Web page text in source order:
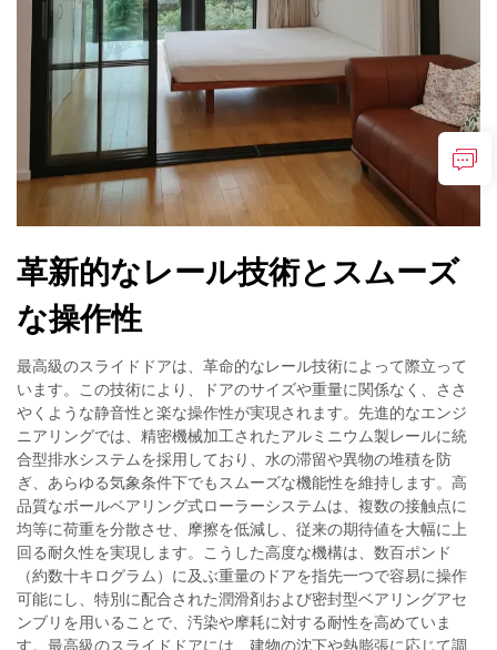
革新的なレール技術とスムーズ
な操作性
最高級のスライドドアは、革命的なレール技術によって際立って
います。この技術により、ドアのサイズや重量に関係なく、ささ
やくような静音性と楽な操作性が実現されます。先進的なエンジ
ニアリングでは、精密機械加工されたアルミニウム製レールに統
合型排水システムを採用しており、水の滞留や異物の堆積を防
ぎ、あらゆる気象条件下でもスムーズな機能性を維持します。高
品質なボールベアリング式ローラーシステムは、複数の接触点に
均等に荷重を分散させ、摩擦を低減し、従来の期待値を大幅に上
回る耐久性を実現します。こうした高度な機構は、数百ポンド
（約数十キログラム）に及ぶ重量のドアを指先一つで容易に操作
可能にし、特別に配合された潤滑剤および密封型ベアリングアセ
ンブリを用いることで、汚染や摩耗に対する耐性を高めていま
す。最高級のスライドドアには、建物の沈下や熱膨張に応じて調